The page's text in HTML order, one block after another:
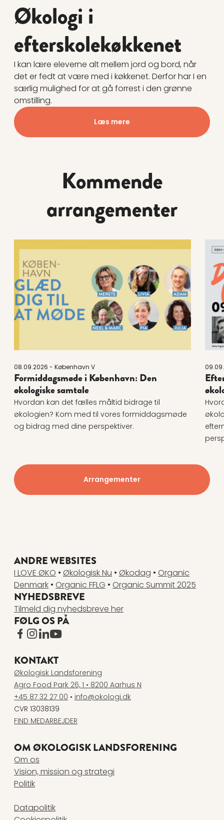
Økologi i
efterskolekøkkenet
I kan lære eleverne alt mellem jord og bord, når
det er fedt at være med i køkkenet. Derfor har I en
særlig mulighed for at gå forrest i den grønne
omstilling.
Læs mere
Kommende
arrangementer
Læs mere om Formiddagsmøde i København: Den
08.09.2026 - København V
Formiddagsmøde i København: Den
økologiske samtale
Hvordan kan det fælles måltid bidrage til
økologien? Kom med til vores formiddagsmøde
og bidrag med dine perspektiver.
Arrangementer
ANDRE WEBSITES
I LOVE ØKO • Økologisk Nu • Økodag • Organic
Denmark • Organic FFLG • Organic Summit 2025
NYHEDSBREVE
Tilmeld dig nyhedsbreve her
FØLG OS PÅ
www.facebook.com
www.instagram.com
www.linkedin.com
www.youtube.com
KONTAKT
Økologisk Landsforening
Agro Food Park 26, 1 • 8200 Aarhus N
+45 87 32 27 00 • info@okologi.dk
CVR 13038139
FIND MEDARBEJDER
OM ØKOLOGISK LANDSFORENING
Om os
Vision, mission og strategi
Politik
Datapolitik